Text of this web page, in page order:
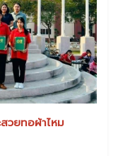
วยทอผ้าไหม